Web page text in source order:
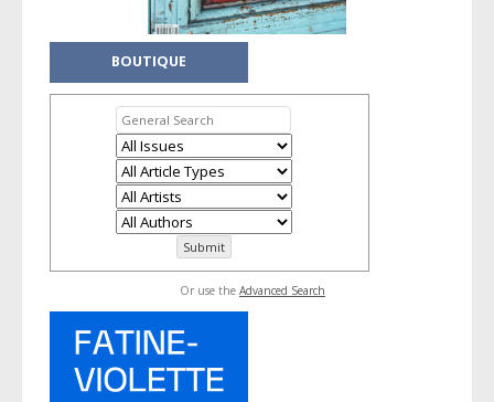
BOUTIQUE
Or use the Advanced Search